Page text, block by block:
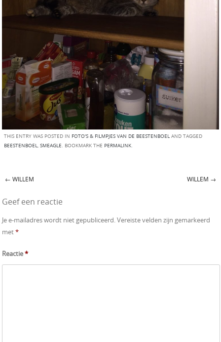
THIS ENTRY WAS POSTED IN FOTO'S & FILMPJES VAN DE BEESTENBOEL AND TAGGED
BEESTENBOEL, SMEAGLE. BOOKMARK THE PERMALINK.
Post navigation
← WILLEM WILLEM →
Geef een reactie
Je e-mailadres wordt niet gepubliceerd.Vereiste velden zijn gemarkeerd
met*
Reactie*